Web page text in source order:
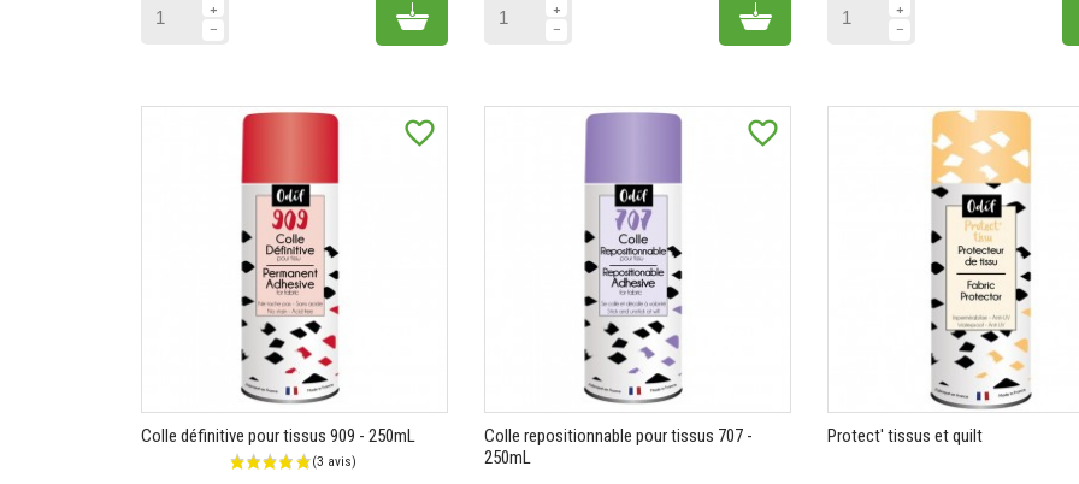
(2 avis)
Add to cart Add to cart
favorite_border
Colle définitive pour tissus 909 - 250mL
favorite_border
Colle repositionnable pour tissus 707 -
250mL
Protect' tissus et quilt